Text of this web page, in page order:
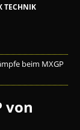
TECHNIK
beim MXGP
von